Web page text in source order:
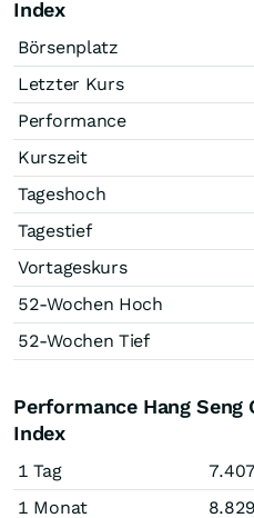
Index
Börsenplatz
Letzter Kurs
Performance
Kurszeit
Tageshoch
Tagestief
Vortageskurs
52-Wochen Hoch
52-Wochen Tief
Performance Hang Seng
Index
1 Tag
1 Monat